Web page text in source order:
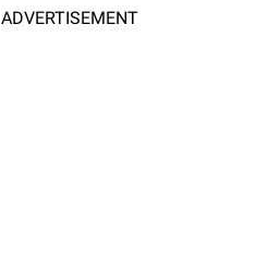
ADVERTISEMENT